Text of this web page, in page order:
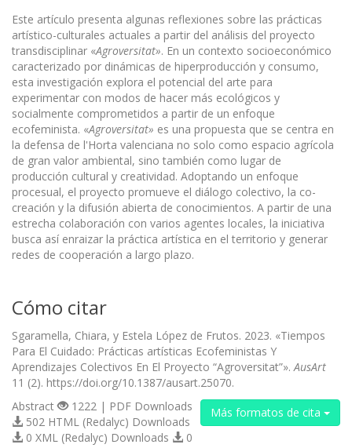
Este artículo presenta algunas reflexiones sobre las prácticas
artístico-culturales actuales a partir del análisis del proyecto
transdisciplinar «Agroversitat». En un contexto socioeconómico
caracterizado por dinámicas de hiperproducción y consumo,
esta investigación explora el potencial del arte para
experimentar con modos de hacer más ecológicos y
socialmente comprometidos a partir de un enfoque
ecofeminista. «Agroversitat» es una propuesta que se centra en
la defensa de l'Horta valenciana no solo como espacio agrícola
de gran valor ambiental, sino también como lugar de
producción cultural y creatividad. Adoptando un enfoque
procesual, el proyecto promueve el diálogo colectivo, la co-
creación y la difusión abierta de conocimientos. A partir de una
estrecha colaboración con varios agentes locales, la iniciativa
busca así enraizar la práctica artística en el territorio y generar
redes de cooperación a largo plazo.
Cómo citar
Sgaramella, Chiara, y Estela López de Frutos. 2023. «Tiempos
Para El Cuidado: Prácticas artísticas Ecofeministas Y
Aprendizajes Colectivos En El Proyecto “Agroversitat”». AusArt
11 (2). https://doi.org/10.1387/ausart.25070.
Más formatos de cita
Abstract
1222 | PDF Downloads
502 HTML (Redalyc) Downloads
0 XML (Redalyc) Downloads
0